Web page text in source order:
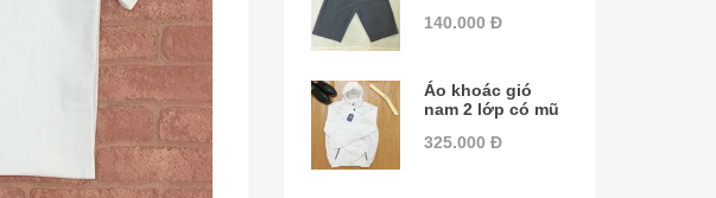
140.000 Đ
Áo khoác gió
nam 2 lớp có mũ
325.000 Đ